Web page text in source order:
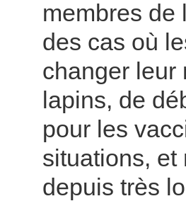
membres de
des cas où
changer leur
lapins, de
pour les
situations, et
depuis très